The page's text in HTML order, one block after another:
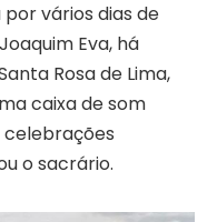
por vários dias de
Eva, há
Rosa de Lima,
caixa de som
o sacrário.